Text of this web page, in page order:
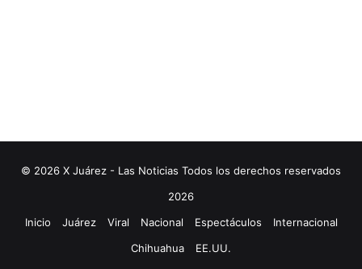
© 2026 X Juárez - Las Noticias Todos los derechos reservados
2026
Inicio
Juárez Viral Nacional Espectáculos
Internacional
Chihuahua
EE.UU.